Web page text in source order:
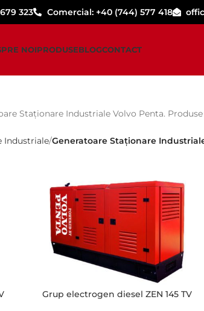
323 Comercial: +40 (744) 577 418
NOIPRODUSEBLOGCONTACT
Staționare Industriale Volvo Penta.
Industriale Generatoare Staționare
Grup electrogen diesel ZEN 145 TV